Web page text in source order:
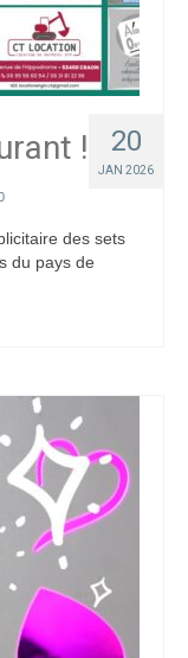
20
JAN 2026
!
des sets
du pays de